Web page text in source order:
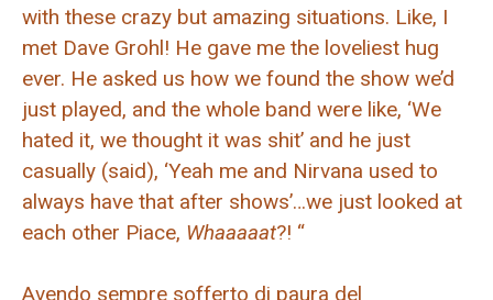
with these crazy but amazing situations. Like, I
met Dave Grohl! He gave me the loveliest hug
ever. He asked us how we found the show we’d
just played, and the whole band were like, ‘We
hated it, we thought it was shit’ and he just
casually (said), ‘Yeah me and Nirvana used to
always have that after shows’…we just looked at
each other Piace, Whaaaaat?! “
Avendo sempre sofferto di paura del